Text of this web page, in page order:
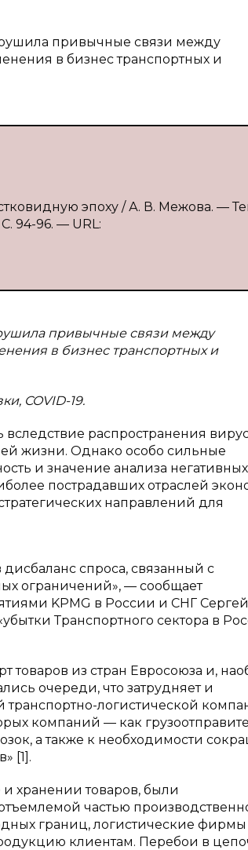
привычные связи между
в бизнес транспортных и
эпоху / А. В. Межова. —
94-96. — URL:
привычные связи между
в бизнес транспортных и
COVID-19.
распространения
жизни. Однако особо сильные
и значение анализа негативных
пострадавших отраслей
направлений для
спроса, связанный с
ограничений», — сообщает
KPMG в России и СНГ Сергей
Транспортного сектора в
из стран Евросоюза и,
очереди, что затрудняет и
логистической
компаний — как
а также к необходимости
[1].
хранении товаров, были
частью
границ, логистические фирмы
клиентам. Перебои в